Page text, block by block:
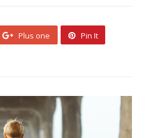
Plus one Pin It